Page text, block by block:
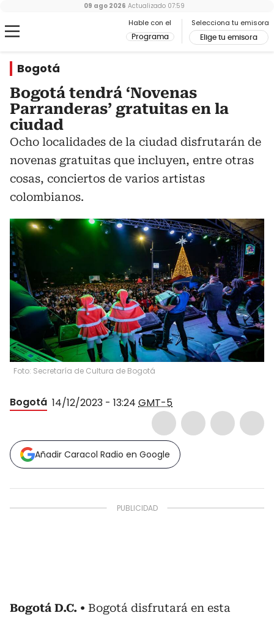
Hable con el
Programa
Selecciona tu emisora
Elige tu emisora
09 ago 2026 Actualizado 07:59
Bogotá
Bogotá tendrá ‘Novenas
Parranderas’ gratuitas en la
ciudad
Ocho localidades de la ciudad disfrutarán de
novenas gratuitas que incluyen, entre otras
cosas, conciertos de varios artistas
colombianos.
Foto: Secretaría de Cultura de Bogotá
Bogotá 14/12/2023 - 13:24 GMT-5
Añadir Caracol Radio en Google
Bogotá D.C.
Bogotá disfrutará en esta